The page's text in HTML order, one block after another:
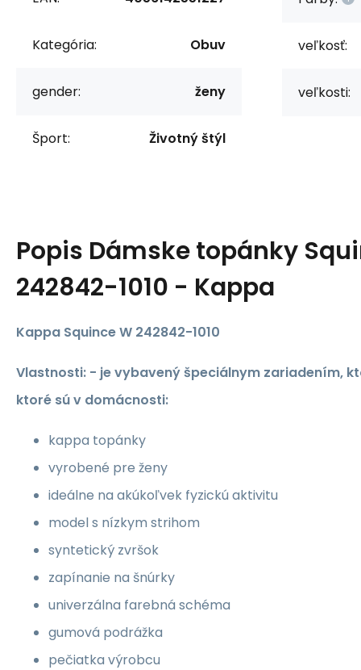
Kategória: Obuv
gender: ženy
Šport: Životný štýl
veľkosť:
veľkosti:
Popis Dámske topánky
242842-1010 - Kappa
Kappa Squince W 242842-1010
Vlastnosti: - je vybavený špeciálnym zariadením,
ktoré sú v domácnosti:
kappa topánky
vyrobené pre ženy
ideálne na akúkoľvek fyzickú aktivitu
model s nízkym strihom
syntetický zvršok
zapínanie na šnúrky
univerzálna farebná schéma
gumová podrážka
pečiatka výrobcu